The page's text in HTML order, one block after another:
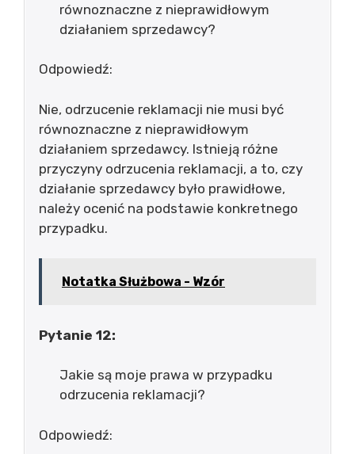
równoznaczne z nieprawidłowym
działaniem sprzedawcy?
Odpowiedź:
Nie, odrzucenie reklamacji nie musi być
równoznaczne z nieprawidłowym
działaniem sprzedawcy. Istnieją różne
przyczyny odrzucenia reklamacji, a to, czy
działanie sprzedawcy było prawidłowe,
należy ocenić na podstawie konkretnego
przypadku.
Notatka Służbowa - Wzór
Pytanie 12:
Jakie są moje prawa w przypadku
odrzucenia reklamacji?
Odpowiedź: